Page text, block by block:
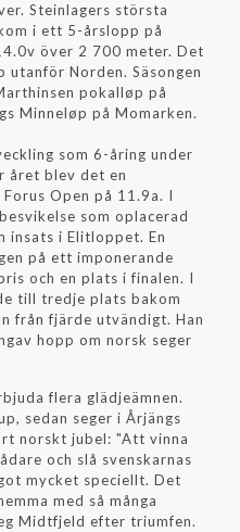
Steinlagers största
i ett 5-årslopp på
över 2 700 meter. Det
utanför Norden. Säsongen
pokalløp på
Minneløp på Momarken.
som 6-åring under
året blev det en
Open på 11.9a. I
som oplacerad
insats i Elitloppet. En
på ett imponerande
och en plats i finalen. I
till tredje plats bakom
från fjärde utvändigt. Han
hopp om norsk seger
flera glädjeämnen.
sedan seger i Årjängs
norskt jubel: "Att vinna
och slå svenskarnas
mycket speciellt. Det
med så många
Midtfjeld efter triumfen.